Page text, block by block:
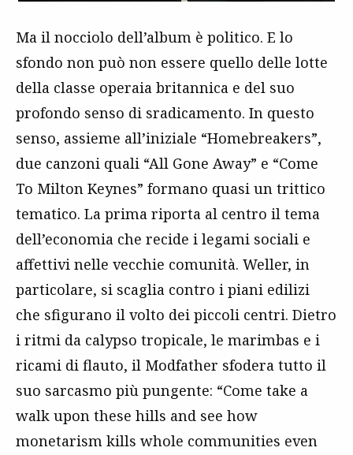
Ma il nocciolo dell’album è politico. E lo
sfondo non può non essere quello delle lotte
della classe operaia britannica e del suo
profondo senso di sradicamento. In questo
senso, assieme all’iniziale “Homebreakers”,
due canzoni quali “All Gone Away” e “Come
To Milton Keynes” formano quasi un trittico
tematico. La prima riporta al centro il tema
dell’economia che recide i legami sociali e
affettivi nelle vecchie comunità. Weller, in
particolare, si scaglia contro i piani edilizi
che sfigurano il volto dei piccoli centri. Dietro
i ritmi da calypso tropicale, le marimbas e i
ricami di flauto, il Modfather sfodera tutto il
suo sarcasmo più pungente: “Come take a
walk upon these hills and see how
monetarism kills whole communities even